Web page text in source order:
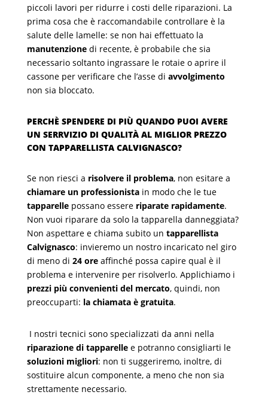
piccoli lavori per ridurre i costi delle riparazioni. La
prima cosa che è raccomandabile controllare è la
salute delle lamelle: se non hai effettuato la
manutenzionedi recente, è probabile che sia
necessario soltanto ingrassare le rotaie o aprire il
cassone per verificare che l’asse di avvolgimento
non sia bloccato.
PERCHÈ SPENDERE DI PIÙ QUANDO PUOI AVERE
UN SERRVIZIO DI QUALITÀ AL MIGLIOR PREZZO
CON TAPPARELLISTA CALVIGNASCO?
Se non riesci a risolvere il problema, non esitare a
chiamare un professionistain modo che le tue
tapparellepossano essere riparate rapidamente.
Non vuoi riparare da solo la tapparella danneggiata?
Non aspettare e chiama subito un tapparellista
Calvignasco: invieremo un nostro incaricato nel giro
di meno di 24 oreaffinché possa capire qual è il
problema e intervenire per risolverlo. Applichiamo i
prezzi più convenienti del mercato, quindi, non
preoccuparti: la chiamata è gratuita.
I nostri tecnici sono specializzati da anni nella
riparazione di tapparellee potranno consigliarti le
soluzioni migliori: non ti suggeriremo, inoltre, di
sostituire alcun componente, a meno che non sia
strettamente necessario.